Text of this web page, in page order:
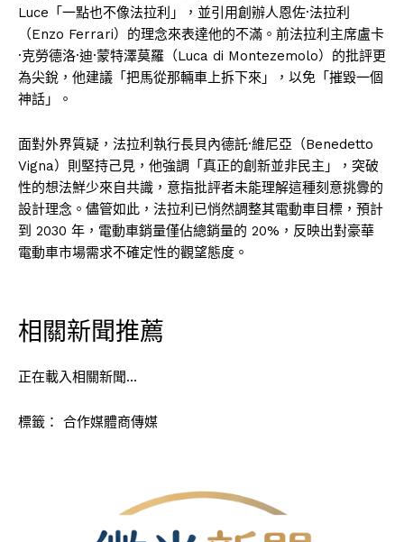
Luce「一點也不像法拉利」，並引用創辦人恩佐·法拉利
（Enzo Ferrari）的理念來表達他的不滿。前法拉利主席盧卡
·克勞德洛·迪·蒙特澤莫羅（Luca di Montezemolo）的批評更
為尖銳，他建議「把馬從那輛車上拆下來」，以免「摧毀一個
神話」。
面對外界質疑，法拉利執行長貝內德託·維尼亞（Benedetto
Vigna）則堅持己見，他強調「真正的創新並非民主」，突破
性的想法鮮少來自共識，意指批評者未能理解這種刻意挑釁的
設計理念。儘管如此，法拉利已悄然調整其電動車目標，預計
到 2030 年，電動車銷量僅佔總銷量的 20%，反映出對豪華
電動車市場需求不確定性的觀望態度。
相關新聞推薦
正在載入相關新聞…
標籤： 合作媒體商傳媒